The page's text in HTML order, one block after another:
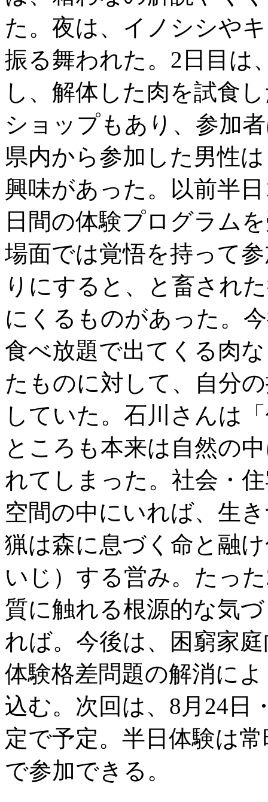
た。夜は、イノシシや
振る舞われた。2日目は
し、解体した肉を試食
ショップもあり、参加
県内から参加した男性
興味があった。以前半
日間の体験プログラム
場面では覚悟を持って
りにすると、と畜され
にくるものがあった。
食べ放題で出てくる肉
たものに対して、自分
していた。石川さんは
ところも本来は自然の
れてしまった。社会・
空間の中にいれば、生
猟は森に息づく命と融
いじ）する営み。たっ
質に触れる根源的な気
れば。今後は、困窮家
体験格差問題の解消に
込む。次回は、8月24日
定で予定。半日体験は
で参加できる。